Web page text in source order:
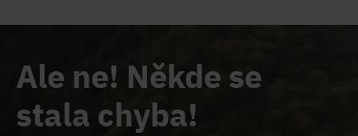
Ale ne! Někde se
stala chyba!